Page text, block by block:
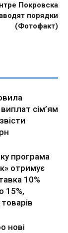
Покровска
порядки
(Фотофакт)
сім’ям
програма
отримує
10%
15%,
нові